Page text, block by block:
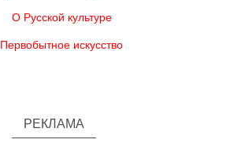
О Русской культуре
Первобытное искусство
РЕКЛАМА